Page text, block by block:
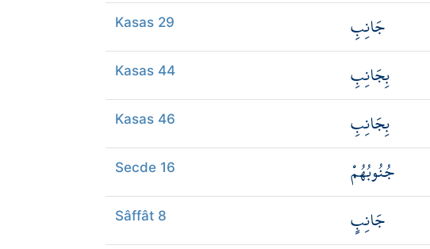
Kasas 29 جَانِبِ
Kasas 44 بِجَانِبِ
Kasas 46 بِجَانِبِ
Secde 16 جُنُوبُهُمْ
Sâffât 8 جَانِبٍ